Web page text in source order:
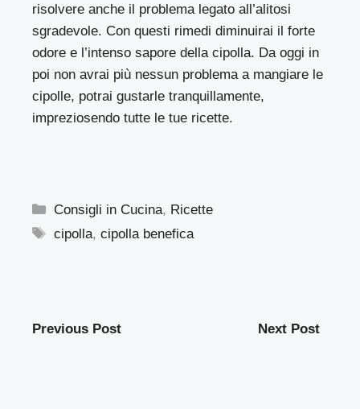
risolvere anche il problema legato all’alitosi
sgradevole. Con questi rimedi diminuirai il forte
odore e l’intenso sapore della cipolla. Da oggi in
poi non avrai più nessun problema a mangiare le
cipolle, potrai gustarle tranquillamente,
impreziosendo tutte le tue ricette.
Categorie
Consigli in Cucina, Ricette
Tag
cipolla,cipolla benefica
Previous Post Next Post